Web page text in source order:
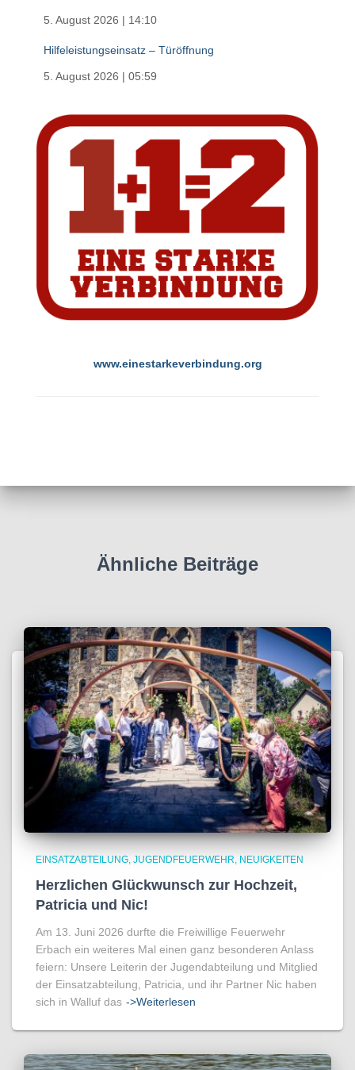
5. August 2026 | 14:10
Hilfeleistungseinsatz – Türöffnung
5. August 2026 | 05:59
www.einestarkeverbindung.org
Ähnliche Beiträge
EINSATZABTEILUNG JUGENDFEUERWEHR NEUIGKEITEN
Herzlichen Glückwunsch zur Hochzeit,
Patricia und Nic!
Am 13. Juni 2026 durfte die Freiwillige Feuerwehr
Erbach ein weiteres Mal einen ganz besonderen Anlass
feiern: Unsere Leiterin der Jugendabteilung und Mitglied
der Einsatzabteilung, Patricia, und ihr Partner Nic haben
sich in Walluf das ->Weiterlesen